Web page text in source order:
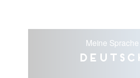
Meine Sprache